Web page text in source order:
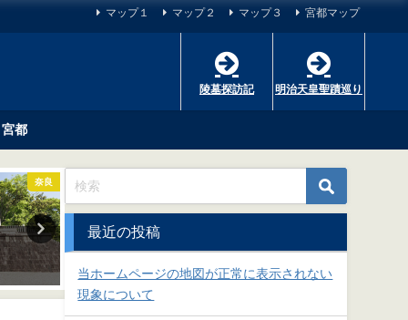
マップ１ マップ２ マップ３ 宮都マップ
陵墓探訪記 明治天皇聖蹟巡り
宮都
奈良
孝霊天皇 片丘馬坂陵
2018-09-30 2018-10-01
最近の投稿
当ホームページの地図が正常に表示されない
現象について